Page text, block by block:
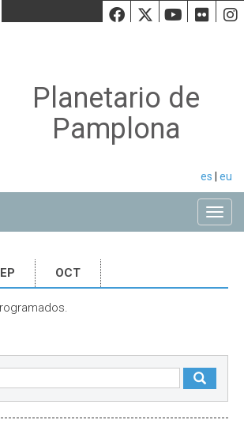
Facebook
Twiiter
Planetario de
Pamplona
es eu
OCT